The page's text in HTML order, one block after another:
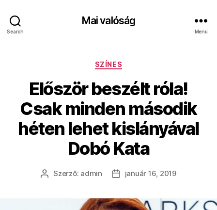
Search
Mai valóság
Menü
Kategóriák
SZÍNES
Először beszélt róla!
Csak minden második
héten lehet kislányával
Dobó Kata
Bejegyzés
Szerző: admin
Bejegyzés
január 16, 2019